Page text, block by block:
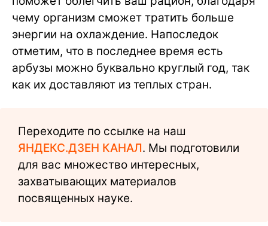
чему организм сможет тратить больше
энергии на охлаждение. Напоследок
отметим, что в последнее время есть
арбузы можно буквально круглый год, так
как их доставляют из теплых стран.
Переходите по ссылке на наш
ЯНДЕКС.ДЗЕН КАНАЛ. Мы подготовили
для вас множество интересных,
захватывающих материалов
посвященных науке.